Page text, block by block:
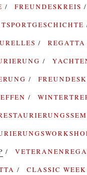
FREUNDESKREIS
REGATTA
CLASSIC WEEK